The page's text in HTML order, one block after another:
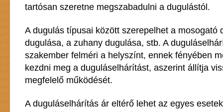
tartósan szeretne megszabadulni a dugulástól.
A dugulás típusai között szerepelhet a mosogató
dugulása, a zuhany dugulása, stb. A
szakember felméri a helyszínt, ennek fényében
kezdni meg a duguláselhárítást, aszerint állítja
megfelelő működését.
A duguláselhárítás ár eltérő lehet az egyes